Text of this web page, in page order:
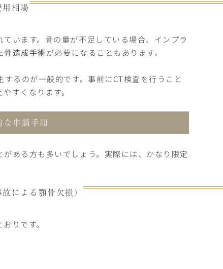
用相場
います。骨の量が不足している場合、インプラ
骨造成手術が必要になることもあります。
るのが一般的です。事前にCT検査を行うこと
すくなります。
申請手順
ある方も多いでしょう。実際には、かなり限定
による顎骨欠損）
りです。